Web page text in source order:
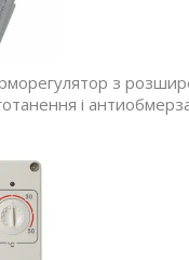
з
і